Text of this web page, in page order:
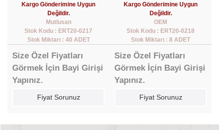
Kargo Gönderimine Uygun
Değildir.
Mutlusan
Stok Kodu : ERT20-0217
Stok Miktarı : 40 ADET
Size Özel Fiyatları
Görmek İçin Bayi Girişi
Yapınız.
Fiyat Sorunuz
Kargo Gönderimine Uygun
Değildir.
OEM
Stok Kodu : ERT20-0218
Stok Miktarı : 8 ADET
Size Özel Fiyatları
Görmek İçin Bayi Girişi
Yapınız.
Fiyat Sorunuz